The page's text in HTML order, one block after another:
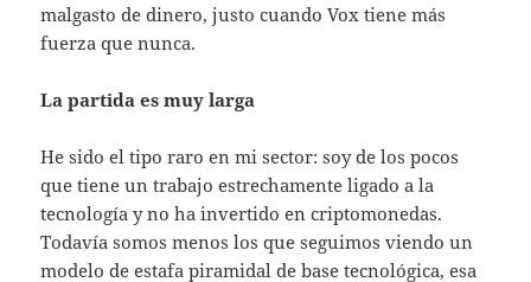
malgasto de dinero, justo cuando Vox tiene más
fuerza que nunca.
La partida es muy larga
He sido el tipo raro en mi sector: soy de los pocos
que tiene un trabajo estrechamente ligado a la
tecnología y no ha invertido en criptomonedas.
Todavía somos menos los que seguimos viendo un
modelo de estafa piramidal de base tecnológica, esa